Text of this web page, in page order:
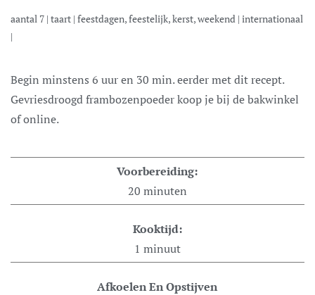
aantal 7 | taart | feestdagen, feestelijk, kerst, weekend | internationaal
|
Begin minstens 6 uur en 30 min. eerder met dit recept.
Gevriesdroogd frambozenpoeder koop je bij de bakwinkel
of online.
Voorbereiding:
20 minuten
Kooktijd:
1 minuut
Afkoelen En Opstijven